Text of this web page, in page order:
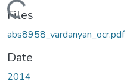
Loading...
Files
abs8958_vardanyan_ocr.pdf
Date
2014